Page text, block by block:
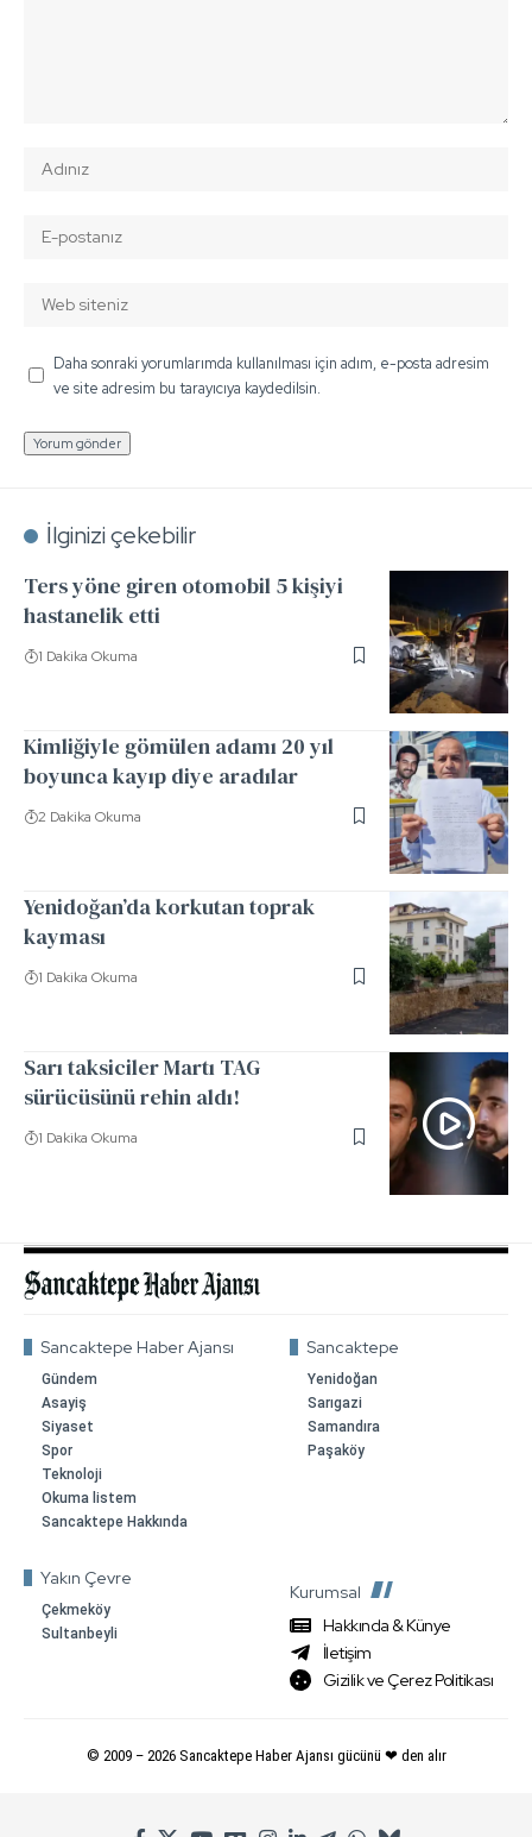
Daha sonraki yorumlarımda kullanılması için adım, e-posta adresim
ve site adresim bu tarayıcıya kaydedilsin.
İlginizi çekebilir
Ters yöne giren otomobil 5 kişiyi
hastanelik etti
1 Dakika Okuma
Kimliğiyle gömülen adamı 20 yıl
boyunca kayıp diye aradılar
2 Dakika Okuma
Yenidoğan’da korkutan toprak
kayması
1 Dakika Okuma
Sarı taksiciler Martı TAG
sürücüsünü rehin aldı!
1 Dakika Okuma
Sancaktepe Haber Ajansı
Gündem
Asayiş
Siyaset
Spor
Teknoloji
Okuma listem
Sancaktepe Hakkında
Sancaktepe
Yenidoğan
Sarıgazi
Samandıra
Paşaköy
Yakın Çevre
Çekmeköy
Sultanbeyli
Kurumsal
Hakkında & Künye
İletişim
Gizilik ve Çerez Politikası
© 2009 – 2026Sancaktepe Haber Ajansı gücünü ❤ den alır